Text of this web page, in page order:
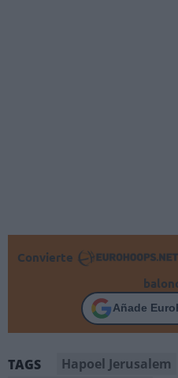
Convierte
Añade
TAGS Hapoel Jerusalem